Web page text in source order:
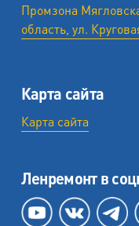
Промзона
область, ул.
Карта сайта
Карта сайта
Ленремонт в